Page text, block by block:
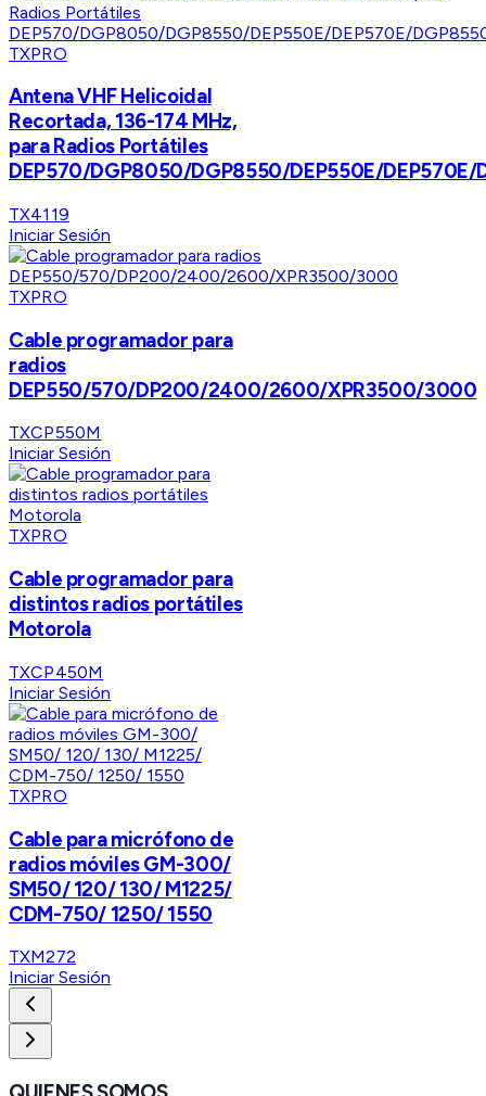
TXPRO
Antena VHF Helicoidal
Recortada, 136-174 MHz,
para Radios Portátiles
DEP570/DGP8050/DGP8550/DEP550E/DEP570E/
TX4119
Iniciar Sesión
TXPRO
Cable programador para
radios
DEP550/570/DP200/2400/2600/XPR3500/3000
TXCP550M
Iniciar Sesión
TXPRO
Cable programador para
distintos radios portátiles
Motorola
TXCP450M
Iniciar Sesión
TXPRO
Cable para micrófono de
radios móviles GM-300/
SM50/ 120/ 130/ M1225/
CDM-750/ 1250/ 1550
TXM272
Iniciar Sesión